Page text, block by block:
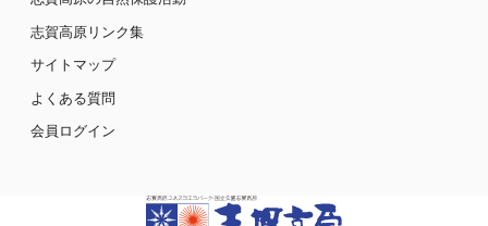
志賀高原リンク集
サイトマップ
よくある質問
会員ログイン